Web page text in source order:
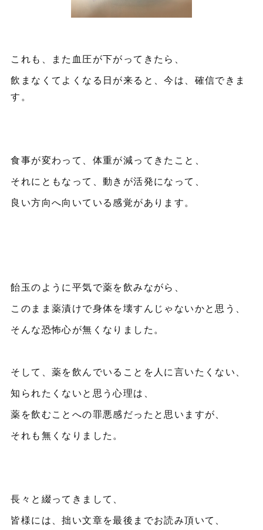
これも、また血圧が下がってきたら、
飲まなくてよくなる日が来ると、今は、確信できま
す。
食事が変わって、体重が減ってきたこと、
それにともなって、動きが活発になって、
良い方向へ向いている感覚があります。
飴玉のように平気で薬を飲みながら、
このまま薬漬けで身体を壊すんじゃないかと思う、
そんな恐怖心が無くなりました。
そして、薬を飲んでいることを人に言いたくない、
知られたくないと思う心理は、
薬を飲むことへの罪悪感だったと思いますが、
それも無くなりました。
長々と綴ってきまして、
皆様には、拙い文章を最後までお読み頂いて、